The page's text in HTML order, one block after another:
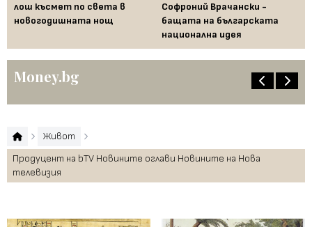
лош късмет по света в
новогодишната нощ
Софроний Врачански -
бащата на българската
национална идея
Money.bg
Живот
Продуцент на bTV Новините оглави Новините на Нова
телевизия